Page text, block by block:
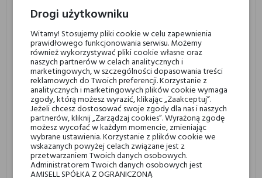
Armani Code.
Część użytkowników wskazuje na krótszą trwałość niektórych
zapachów – zwykle od 2 do 6 godzin – oraz intymną projekcję.
Jednak dzięki atrakcyjnym cenom (często poniżej 100 zł za 100 ml)
oraz dużej dostępności, wielu konsumentów świadomie wybiera te
zapachy z myślą o regularnej reaplikacji. To czyni jeidealnym
wyborem dla osób poszukujących przyjemnych perfum do
codziennego użytku
Bestsellerowe zapachy Antonio Banderas –
przegląd linii
Drogi użytkowniku
Witamy! Stosujemy pliki cookie w celu zapewnienia
prawidłowego funkcjonowania serwisu. Możemy
również wykorzystywać pliki cookie własne oraz
naszych partnerów w celach analitycznych i
marketingowych, w szczególności dopasowania treści
reklamowych do Twoich preferencji. Korzystanie z
analitycznych i marketingowych plików cookie wymaga
zgody, którą możesz wyrazić, klikając „Zaakceptuj”.
Jeżeli chcesz dostosować swoje zgody dla nas i naszych
partnerów, kliknij „Zarządzaj cookies”. Wyrażoną zgodę
możesz wycofać w każdym momencie, zmieniając
wybrane ustawienia. Korzystanie z plików cookie we
wskazanych powyżej celach związane jest z
przetwarzaniem Twoich danych osobowych.
Administratorem Twoich danych osobowych jest
AMISELL SPÓŁKA Z OGRANICZONĄ